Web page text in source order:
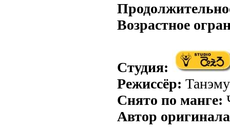
Возрастное
Студия:
Режиссёр:
Снято по манге:
Автор